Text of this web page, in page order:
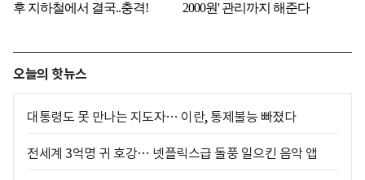
오늘의 핫뉴스
대통령도 못 만나는 지도자… 이란, 통제불능 빠졌다
전세계 3억명 귀 호강… 넷플릭스급 돌풍 일으킨 음악 앱